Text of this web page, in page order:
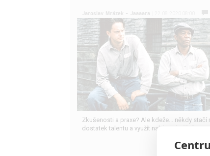
Zkušenosti a praxe? Ale kdeže... někdy stačí
dostatek talentu a využít nabízené příležitosti.